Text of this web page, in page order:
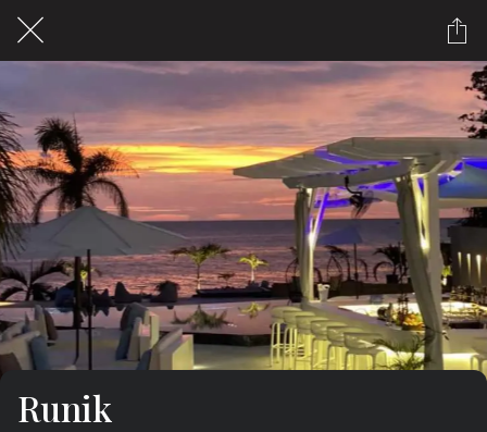
Runik